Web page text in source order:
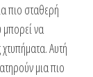
πιο σταθερή
μπορεί να
Αυτή
μια πιο